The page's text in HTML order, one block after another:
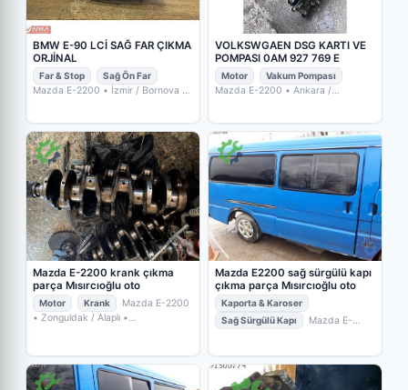
BMW E-90 LCİ SAĞ FAR ÇIKMA
ORJİNAL
Far & Stop Sağ Ön Far
Mazda E-2200 • İzmir / Bornova
VOLKSWGAEN DSG KARTI VE
POMPASI 0AM 927 769 E
Motor Vakum Pompası
Mazda E-2200 • Ankara /
Mazda E-2200 krank çıkma
parça Mısırcıoğlu oto
Motor Krank
Mazda E-2200
• Zonguldak / Alaplı •
Mazda E2200 sağ sürgülü kapı
çıkma parça Mısırcıoğlu oto
Kaporta & Karoser
Sağ Sürgülü Kapı
Mazda E-
PARÇA